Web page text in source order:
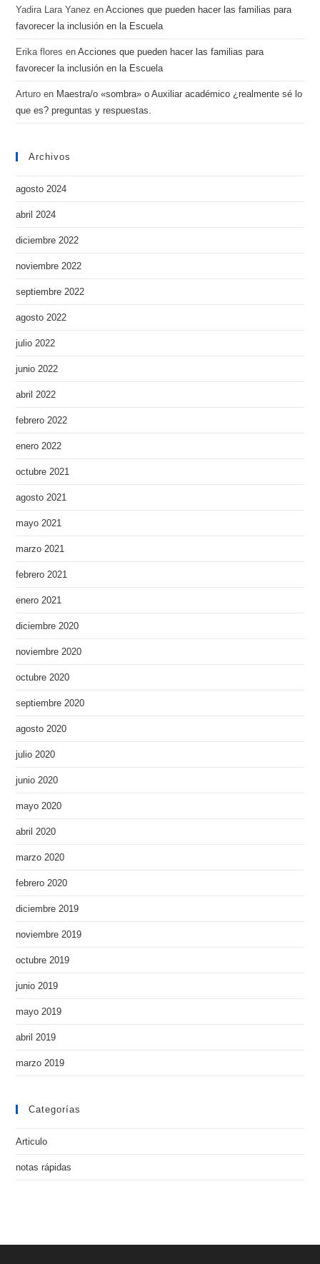
Yadira Lara Yanez enAcciones que pueden hacer las familias para
favorecer la inclusión en la Escuela
Erika flores enAcciones que pueden hacer las familias para
favorecer la inclusión en la Escuela
Arturo en Maestra/o «sombra» o Auxiliar académico ¿realmente sé lo
que es? preguntas y respuestas.
Archivos
agosto 2024
abril 2024
diciembre 2022
noviembre 2022
septiembre 2022
agosto 2022
julio 2022
junio 2022
abril 2022
febrero 2022
enero 2022
octubre 2021
agosto 2021
mayo 2021
marzo 2021
febrero 2021
enero 2021
diciembre 2020
noviembre 2020
octubre 2020
septiembre 2020
agosto 2020
julio 2020
junio 2020
mayo 2020
abril 2020
marzo 2020
febrero 2020
diciembre 2019
noviembre 2019
octubre 2019
junio 2019
mayo 2019
abril 2019
marzo 2019
Categorías
Articulo
notas rápidas